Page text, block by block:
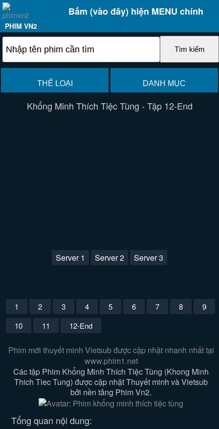
Bấm (vào đây) hiện MENU chính
PHIM VN2
THỂ LOẠI DANH MỤC
Khổng Minh Thích Tiệc Tùng - Tập 12-End
Server 1 Server 2 Server 3
1 2 3 4 5 6 7 8
9
10
11 12-End
Phim mới thuyết minh Vietsub được cập nhật nhanh nhất tại
www.phim1.net
Các tập Phim Khổng Minh Thích Tiệc Tùng (Khong Minh
Thich Tiec Tung) được cập nhật Thuyết minh và Vietsub
bởi nền tảng Phim Vn2.
Tổng quan nội dung: